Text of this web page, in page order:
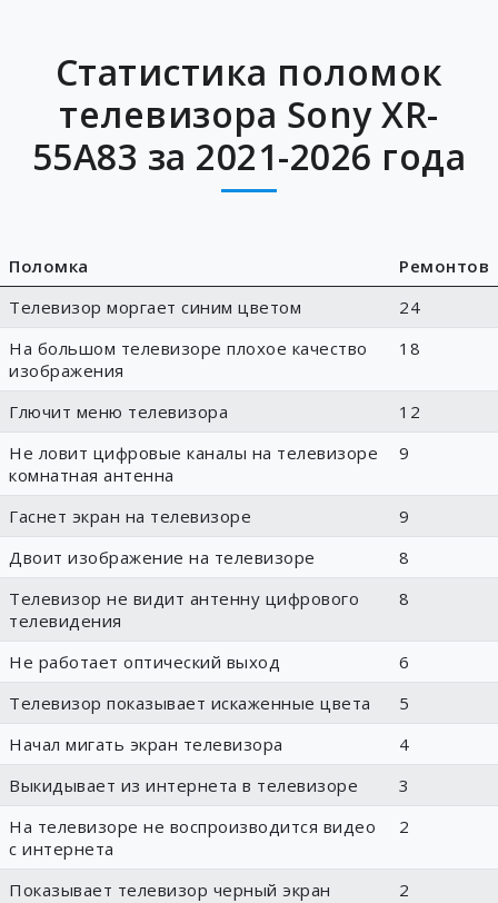
Статистика поломок
телевизора Sony XR-
55A83 за 2021-2026 года
Поломка
Ремонтов
Телевизор моргает синим цветом
24
На большом телевизоре плохое качество
изображения
18
Глючит меню телевизора
12
Не ловит цифровые каналы на телевизоре
комнатная антенна
9
Гаснет экран на телевизоре
9
Двоит изображение на телевизоре
8
Телевизор не видит антенну цифрового
телевидения
8
Не работает оптический выход
6
Телевизор показывает искаженные цвета
5
Начал мигать экран телевизора
4
Выкидывает из интернета в телевизоре
3
На телевизоре не воспроизводится видео
с интернета
2
Показывает телевизор черный экран
2